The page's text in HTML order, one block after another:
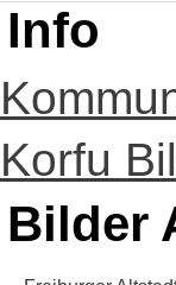
Info
Korfu
Bilder